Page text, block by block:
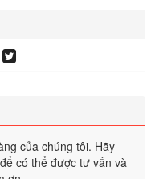
của chúng tôi. Hãy
có thể được tư vấn và